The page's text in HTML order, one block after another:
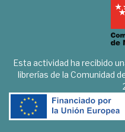
Esta actividad ha recibido
librerías de la Comunidad